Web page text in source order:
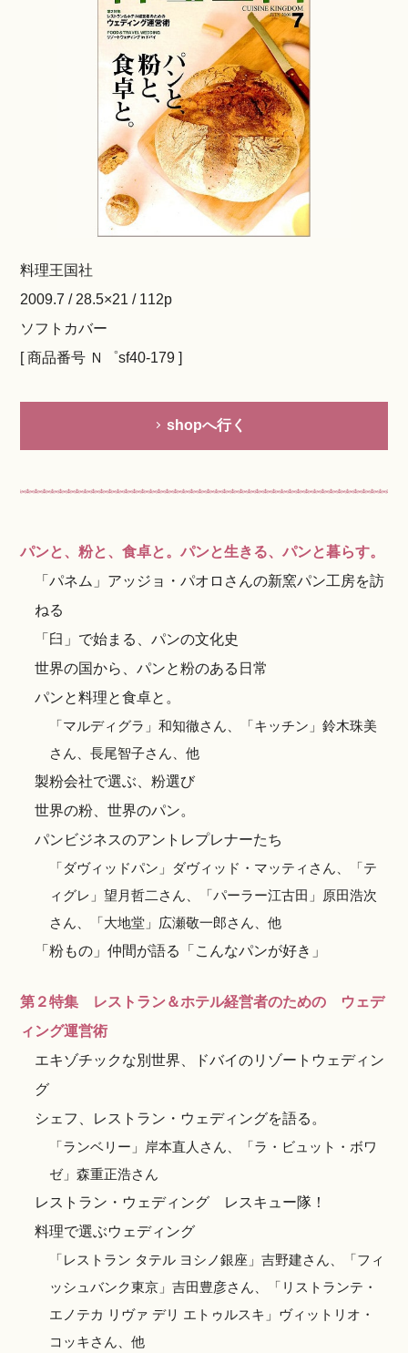
料理王国社
2009.7 / 28.5×21 / 112p
ソフトカバー
[ 商品番号 Ｎ゜sf40-179 ]
shopへ行く
パンと、粉と、食卓と。パンと生きる、パンと暮らす。
「パネム」アッジョ・パオロさんの新窯パン工房を訪
ねる
「臼」で始まる、パンの文化史
世界の国から、パンと粉のある日常
パンと料理と食卓と。
「マルディグラ」和知徹さん、「キッチン」鈴木珠美
さん、長尾智子さん、他
製粉会社で選ぶ、粉選び
世界の粉、世界のパン。
パンビジネスのアントレプレナーたち
「ダヴィッドパン」ダヴィッド・マッティさん、「テ
ィグレ」望月哲二さん、「パーラー江古田」原田浩次
さん、「大地堂」広瀬敬一郎さん、他
「粉もの」仲間が語る「こんなパンが好き」
第２特集 レストラン＆ホテル経営者のための ウェデ
ィング運営術
エキゾチックな別世界、ドバイのリゾートウェディン
グ
シェフ、レストラン・ウェディングを語る。
「ランベリー」岸本直人さん、「ラ・ビュット・ボワ
ゼ」森重正浩さん
レストラン・ウェディング レスキュー隊！
料理で選ぶウェディング
「レストラン タテル ヨシノ銀座」吉野建さん、「フィ
ッシュバンク東京」吉田豊彦さん、「リストランテ・
エノテカ リヴァ デリ エトゥルスキ」ヴィットリオ・
コッキさん、他